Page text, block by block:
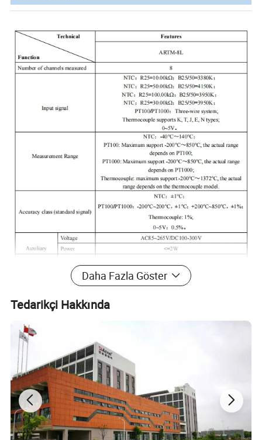
Daha Fazla Göster
Tedarikçi Hakkında